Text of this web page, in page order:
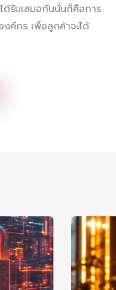
ด้รับเสมอกันนั่นก็คือการ
ค์กร เพื่อลูกค้าจะได้